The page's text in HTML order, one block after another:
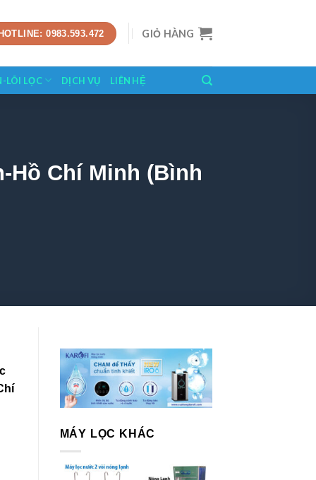
0983.593.472 GIỎ HÀNG
LÕI LỌC DỊCH VỤ LIÊN HỆ
Hồ Chí Minh (Bình
MÁY LỌC KHÁC